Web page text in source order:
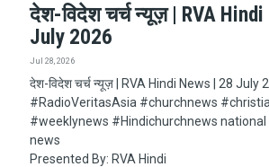
देश-विदेश चर्च न्यूज़ | RVA
July 2026
Jul 28, 2026
देश-विदेश चर्च न्यूज़ | RVA Hindi News | 28 July
#RadioVeritasAsia​​​​​ #churchnews​​​​​
#weeklynews​ #Hindichurchnews national
news
Presented By: RVA Hindi